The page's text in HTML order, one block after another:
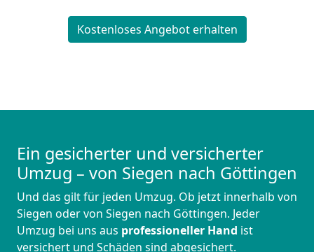
Kostenloses Angebot erhalten
Ein gesicherter und versicherter
Umzug – von Siegen nach Göttingen
Und das gilt für jeden Umzug. Ob jetzt innerhalb von
Siegen oder von Siegen nach Göttingen. Jeder
Umzug bei uns aus professioneller Hand ist
versichert und Schäden sind abgesichert.